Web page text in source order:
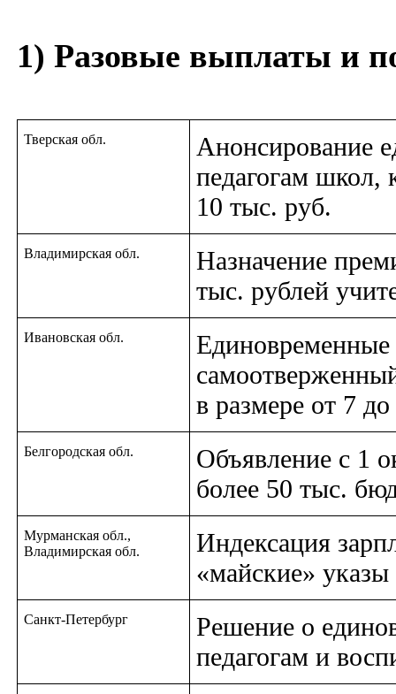
1) Разовые выплаты и
Тверская обл.
Анонсирование
педагогам школ,
10 тыс. руб.
Владимирская обл.
Назначение
тыс. рублей
Ивановская обл.
Единовременные
в размере от 7
Белгородская обл.
Объявление с 1
более 50 тыс.
Мурманская обл.,
Владимирская обл.
Индексация
«майские» указы
Санкт-Петербург
Решение о
педагогам и